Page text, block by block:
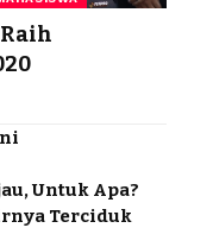
Untuk Apa?
Terciduk